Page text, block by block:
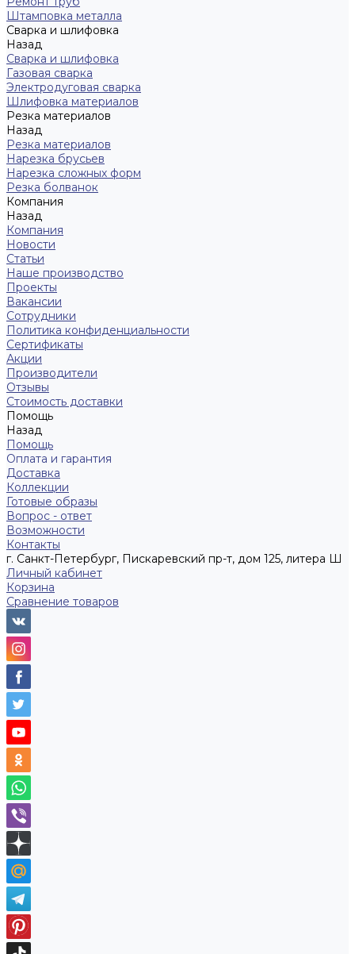
Штамповка металла
Сварка и шлифовка
Назад
Сварка и шлифовка
Газовая сварка
Электродуговая сварка
Шлифовка материалов
Резка материалов
Назад
Резка материалов
Нарезка брусьев
Нарезка сложных форм
Резка болванок
Компания
Назад
Компания
Новости
Статьи
Наше производство
Проекты
Вакансии
Сотрудники
Политика конфиденциальности
Сертификаты
Акции
Производители
Отзывы
Стоимость доставки
Помощь
Назад
Помощь
Оплата и гарантия
Доставка
Коллекции
Готовые образы
Вопрос - ответ
Возможности
Контакты
г. Санкт-Петербург, Пискаревский пр-т, дом 125, литера Ш
Личный кабинет
Корзина
Сравнение товаров